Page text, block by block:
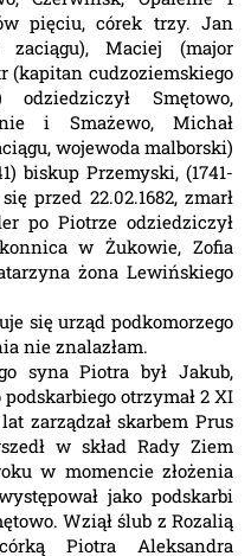
pięciu, córek trzy. Jan
zaciągu), Maciej (major
(kapitan cudzoziemskiego
Smętowo,
i Smażewo, Michał
wojewoda malborski)
biskup Przemyski, (1741-
przed 22.02.1682, zmarł
po Piotrze odziedziczył
w Żukowie, Zofia
żona Lewińskiego
się urząd podkomorzego
nie znalazłam.
syna Piotra był Jakub,
otrzymał 2 XI
zarządzał skarbem Prus
w skład Rady Ziem
w momencie złożenia
jako podskarbi
Wziął ślub z Rozalią
Piotra Aleksandra